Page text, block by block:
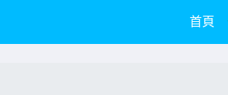
首頁